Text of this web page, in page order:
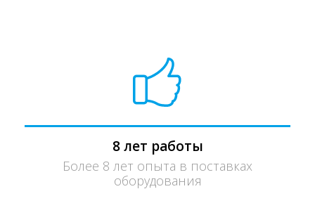
8 лет работы
Более 8 лет опыта в поставках
оборудования